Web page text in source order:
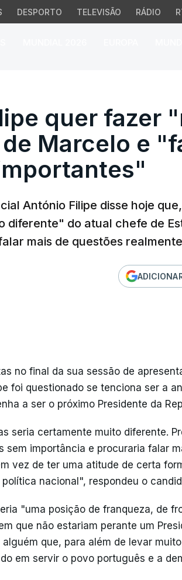
DESPORTO TELEVISÃO RÁDIO
quer fazer
quer fazer
Marcelo e
António Filipe disse hoje
diferente" do atual chefe de
mais de questões
no final da sua sessão de
foi questionado se tenciona ser a
a ser o próximo Presidente da
seria certamente muito diferente.
sem importância e procuraria falar
vez de ter uma atitude de certa
nacional", respondeu o
"uma posição de franqueza, de
que não estariam perante um
que, para além de levar
em servir o povo português e a